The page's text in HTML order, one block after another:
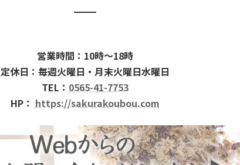
営業時間：10時～18時
定休日：毎週火曜日・月末火曜日水曜日
TEL： 0565-41-7753
HP： https://sakurakoubou.com